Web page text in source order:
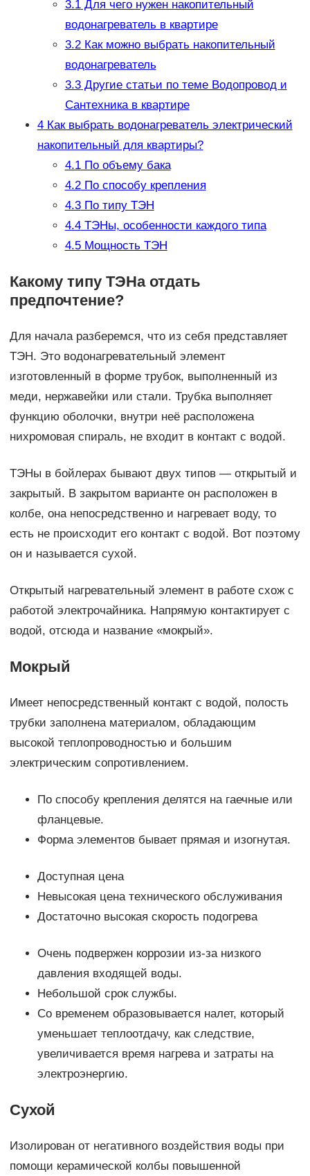
3.1Для чего нужен накопительный
водонагреватель в квартире
3.2Как можно выбрать накопительный
водонагреватель
3.3Другие статьи по теме Водопровод и
Сантехника в квартире
4Как выбрать водонагреватель электрический
накопительный для квартиры?
4.1По объему бака
4.2По способу крепления
4.3По типу ТЭН
4.4ТЭНы, особенности каждого типа
4.5Мощность ТЭН
Какому типу ТЭНа отдать
предпочтение?
Для начала разберемся, что из себя представляет
ТЭН. Это водонагревательный элемент
изготовленный в форме трубок, выполненный из
меди, нержавейки или стали. Трубка выполняет
функцию оболочки, внутри неё расположена
нихромовая спираль, не входит в контакт с водой.
ТЭНы в бойлерах бывают двух типов — открытый и
закрытый. В закрытом варианте он расположен в
колбе, она непосредственно и нагревает воду, то
есть не происходит его контакт с водой. Вот поэтому
он и называется сухой.
Открытый нагревательный элемент в работе схож с
работой электрочайника. Напрямую контактирует с
водой, отсюда и название «мокрый».
Мокрый
Имеет непосредственный контакт с водой, полость
трубки заполнена материалом, обладающим
высокой теплопроводностью и большим
электрическим сопротивлением.
По способу крепления делятся на гаечные или
фланцевые.
Форма элементов бывает прямая и изогнутая.
Доступная цена
Невысокая цена технического обслуживания
Достаточно высокая скорость подогрева
Очень подвержен коррозии из-за низкого
давления входящей воды.
Небольшой срок службы.
Со временем образовывается налет, который
уменьшает теплоотдачу, как следствие,
увеличивается время нагрева и затраты на
электроэнергию.
Сухой
Изолирован от негативного воздействия воды при
помощи керамической колбы повышенной